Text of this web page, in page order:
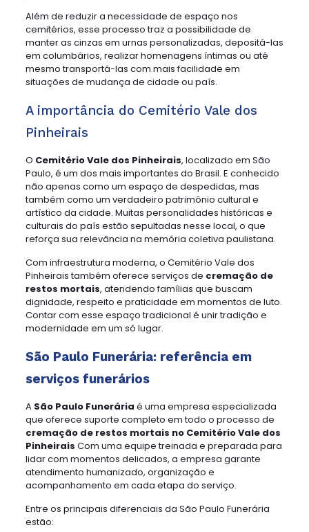
Além de reduzir a necessidade de espaço nos
cemitérios, esse processo traz a possibilidade de
manter as cinzas em urnas personalizadas, depositá-las
em columbários, realizar homenagens íntimas ou até
mesmo transportá-las com mais facilidade em
situações de mudança de cidade ou país.
A importância do Cemitério Vale dos
Pinheirais
O Cemitério Vale dos Pinheirais, localizado em São
Paulo, é um dos mais importantes do Brasil. E conhecido
não apenas como um espaço de despedidas, mas
também como um verdadeiro patrimônio cultural e
artístico da cidade. Muitas personalidades históricas e
culturais do país estão sepultadas nesse local, o que
reforça sua relevância na memória coletiva paulistana.
Com infraestrutura moderna, o Cemitério Vale dos
Pinheirais também oferece serviços de cremação de
restos mortais, atendendo famílias que buscam
dignidade, respeito e praticidade em momentos de luto.
Contar com esse espaço tradicional é unir tradição e
modernidade em um só lugar.
São Paulo Funerária: referência em
serviços funerários
A São Paulo Funerária é uma empresa especializada
que oferece suporte completo em todo o processo de
cremação de restos mortais no Cemitério Vale dos
Pinheirais Com uma equipe treinada e preparada para
lidar com momentos delicados, a empresa garante
atendimento humanizado, organização e
acompanhamento em cada etapa do serviço.
Entre os principais diferenciais da São Paulo Funerária
estão: